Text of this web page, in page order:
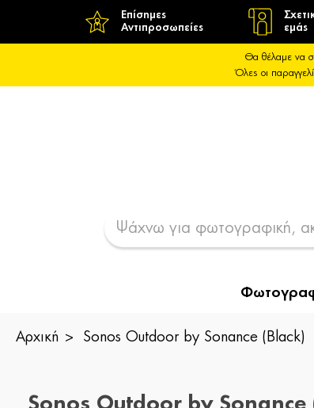
Επίσημες
Αντιπροσωπείες
εμάς
Θα θέλαμε να
Όλες οι
Αρχική Sonos Outdoor by Sonance (Black)